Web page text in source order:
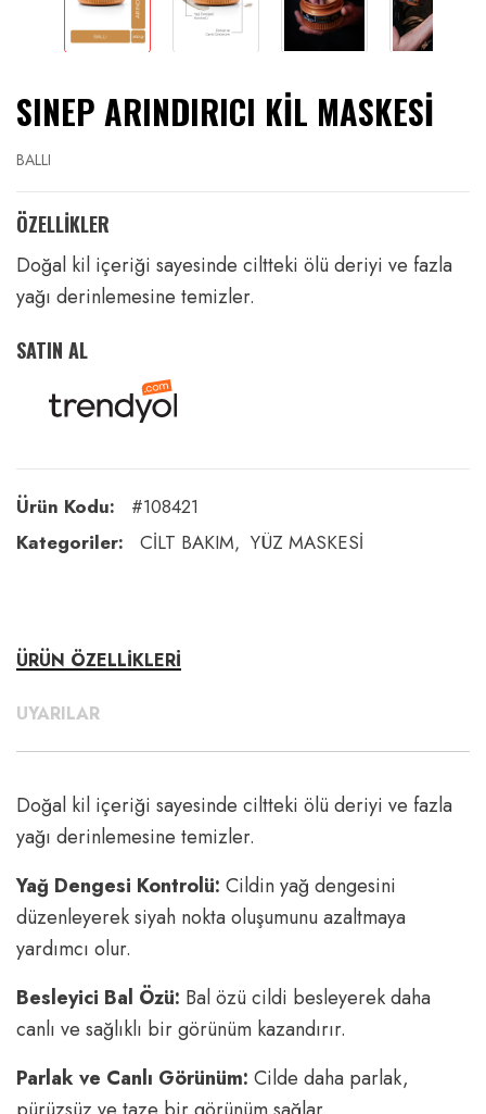
SINEP ARINDIRICI KİL MASKESİ
BALLI
ÖZELLİKLER
Doğal kil içeriği sayesinde ciltteki ölü deriyi ve fazla
yağı derinlemesine temizler.
SATIN AL
Ürün Kodu:
#108421
Kategoriler:
CİLT BAKIM YÜZ MASKESİ
ÜRÜN ÖZELLİKLERİ
UYARILAR
Doğal kil içeriği sayesinde ciltteki ölü deriyi ve fazla
yağı derinlemesine temizler.
Yağ Dengesi Kontrolü: Cildin yağ dengesini
düzenleyerek siyah nokta oluşumunu azaltmaya
yardımcı olur.
Besleyici Bal Özü: Bal özü cildi besleyerek daha
canlı ve sağlıklı bir görünüm kazandırır.
Parlak ve Canlı Görünüm: Cilde daha parlak,